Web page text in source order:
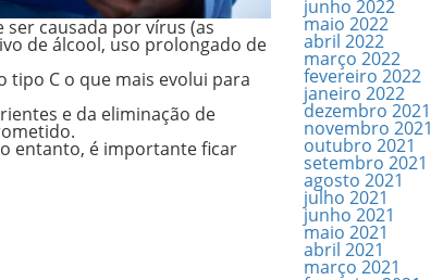
ser causada por vírus (as
de álcool, uso prolongado de
tipo C o que mais evolui para
e da eliminação de
entanto, é importante ficar
junho 2022
maio 2022
abril 2022
março 2022
fevereiro 2022
janeiro 2022
dezembro 2021
novembro 2021
outubro 2021
setembro 2021
agosto 2021
julho 2021
junho 2021
maio 2021
abril 2021
março 2021